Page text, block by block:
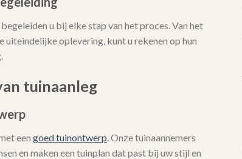
u bij elke stap van het proces. Van het
uiteindelijke oplevering, kunt u rekenen op hun
tuinaanleg
een goed tuinontwerp. Onze tuinaannemers
en maken een tuinplan dat past bij uw stijl en